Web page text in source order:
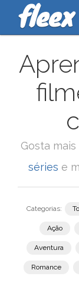
Gosta
séries e
Categorias:
Ação
Aventura
Romance